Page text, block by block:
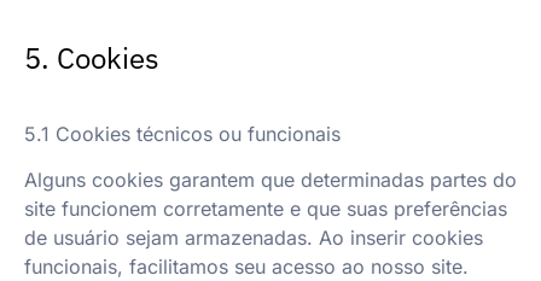
5. Cookies
5.1 Cookies técnicos ou funcionais
Alguns cookies garantem que determinadas partes do
site funcionem corretamente e que suas preferências
de usuário sejam armazenadas. Ao inserir cookies
funcionais, facilitamos seu acesso ao nosso site.